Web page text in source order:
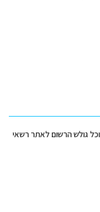
גולש הרשום לאתר רשאי